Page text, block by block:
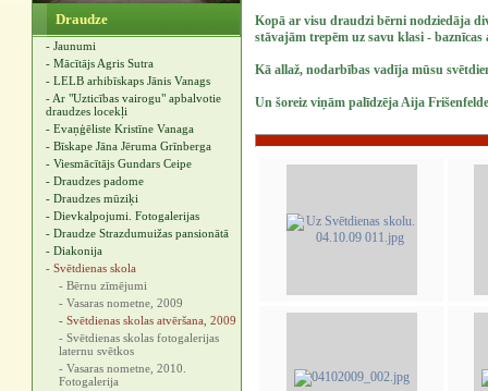
Draudze
- Jaunumi
- Mācītājs Agris Sutra
- LELB arhibīskaps Jānis Vanags
- Ar "Uzticības vairogu" apbalvotie
draudzes locekļi
- Evaņģēliste Kristīne Vanaga
- Bīskape Jāna Jēruma Grīnberga
- Viesmācītājs Gundars Ceipe
- Draudzes padome
- Draudzes mūziķi
- Dievkalpojumi. Fotogalerijas
- Draudze Strazdumuižas pansionātā
- Diakonija
- Svētdienas skola
- Bērnu zīmējumi
- Vasaras nometne, 2009
- Svētdienas skolas atvēršana, 2009
- Svētdienas skolas fotogalerijas
laternu svētkos
- Vasaras nometne, 2010.
Fotogalerija
Kopā ar visu draudzi bērni nodziedāja
stāvajām trepēm uz savu klasi - baznīcas
Kā allaž, nodarbības vadīja mūsu
Un šoreiz viņām palīdzēja Aija